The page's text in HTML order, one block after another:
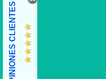
OPINIONES CLIENTES